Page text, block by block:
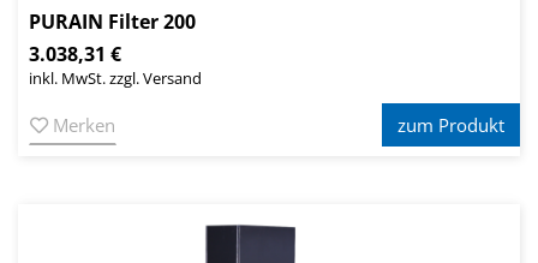
PURAIN Filter 200
3.038,31 €
inkl. MwSt. zzgl. Versand
Merken zum Produkt